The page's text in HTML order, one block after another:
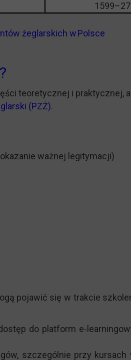
żeglarskich w Polsce
teoretycznej i praktycznej,
(PZŻ).
ważnej legitymacji)
pojawić się w trakcie
do platform
szczególnie przy kursach